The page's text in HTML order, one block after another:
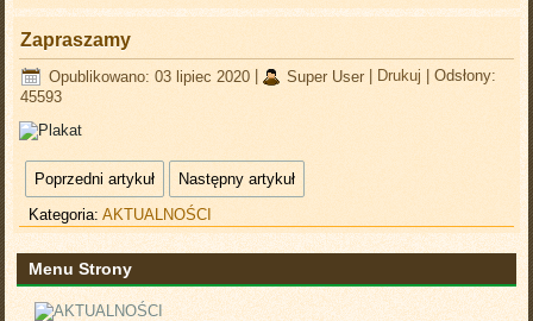
Zapraszamy
Opublikowano: 03 lipiec 2020 Super User Drukuj |Odsłony:
45593
Poprzedni artykuł
Następny artykuł
Kategoria:AKTUALNOŚCI
Menu Strony